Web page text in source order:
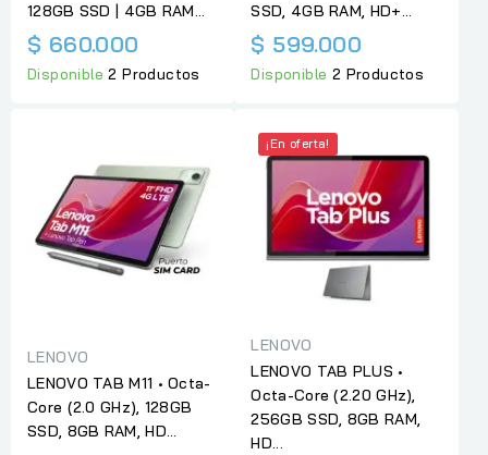
128GB SSD | 4GB RAM...
$ 660.000
Disponible2 Productos
SSD, 4GB RAM, HD+...
$ 599.000
Disponible 2 Productos
LENOVO
LENOVO TAB M11 • Octa-
Core (2.0 GHz), 128GB
SSD, 8GB RAM, HD...
¡En oferta!
LENOVO
LENOVO TAB PLUS •
Octa-Core (2.20 GHz),
256GB SSD, 8GB RAM,
HD...